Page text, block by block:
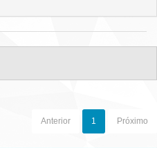
Anterior 1 Próximo